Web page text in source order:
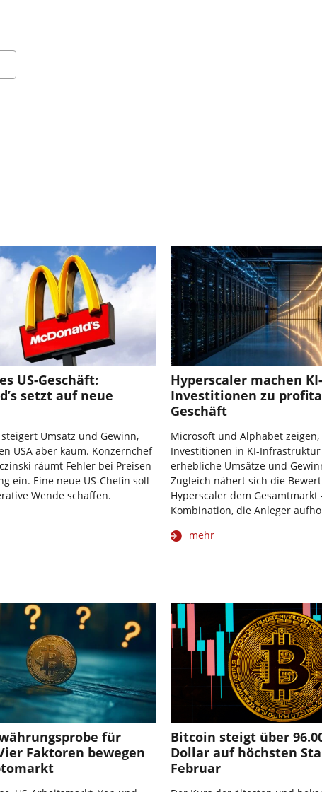
US-Geschäft:
setzt auf neue
steigert Umsatz und Gewinn,
USA aber kaum. Konzernchef
räumt Fehler bei Preisen
ein. Eine neue US-Chefin soll
Wende schaffen.
Hyperscaler machen KI-
Investitionen zu
Geschäft
Microsoft und Alphabet zeigen,
Investitionen in KI-
erhebliche Umsätze und
Zugleich nähert sich die
Hyperscaler dem Gesamtmarkt
Kombination, die Anleger
mehr
für
Faktoren bewegen
Bitcoin steigt über
Dollar auf höchsten
Februar